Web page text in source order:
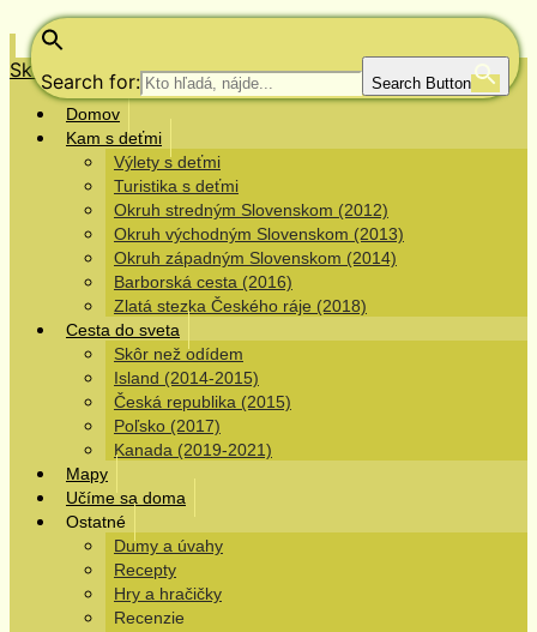
Search for: Search Button
Skip to content
Domov
Kam s deťmi
Výlety s deťmi
Turistika s deťmi
Okruh stredným Slovenskom (2012)
Okruh východným Slovenskom (2013)
Okruh západným Slovenskom (2014)
Barborská cesta (2016)
Zlatá stezka Českého ráje (2018)
Cesta do sveta
Skôr než odídem
Island (2014-2015)
Česká republika (2015)
Poľsko (2017)
Kanada (2019-2021)
Mapy
Učíme sa doma
Ostatné
Dumy a úvahy
Recepty
Hry a hračičky
Recenzie